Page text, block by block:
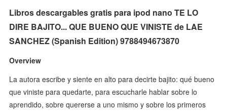
Libros descargables gratis para ipod nano TE LO
DIRE BAJITO... QUE BUENO QUE VINISTE de LAE
SANCHEZ (Spanish Edition) 9788494673870
Overview
La autora escribe y siente en alto para decirte bajito: qué bueno
que viniste para quedarte, para escucharle hablar sobre lo
aprendido, sobre quererse a uno mismo y sobre los primeros